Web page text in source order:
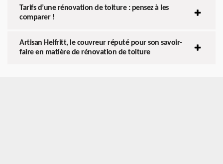
Tarifs d’une rénovation de toiture : pensez à les
comparer !
Artisan Helfritt, le couvreur réputé pour son savoir-
faire en matière de rénovation de toiture